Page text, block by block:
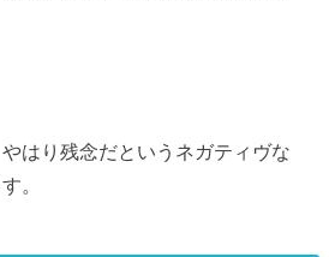
はり残念だというネガティヴな
。